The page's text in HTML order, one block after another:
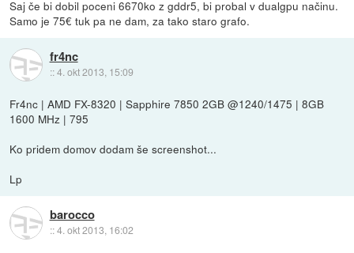
Saj če bi dobil poceni 6670ko z gddr5, bi probal v dualgpu načinu.
Samo je 75€ tuk pa ne dam, za tako staro grafo.
fr4nc
::4. okt 2013, 15:09
Fr4nc | AMD FX-8320 | Sapphire 7850 2GB @1240/1475 | 8GB
1600 MHz | 795
Ko pridem domov dodam še screenshot...
Lp
barocco
::4. okt 2013, 16:02